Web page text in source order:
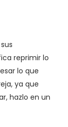
reprimir lo
lo que
ya que
hazlo en un